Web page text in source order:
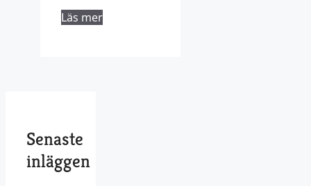
Läs mer
Senaste
inläggen